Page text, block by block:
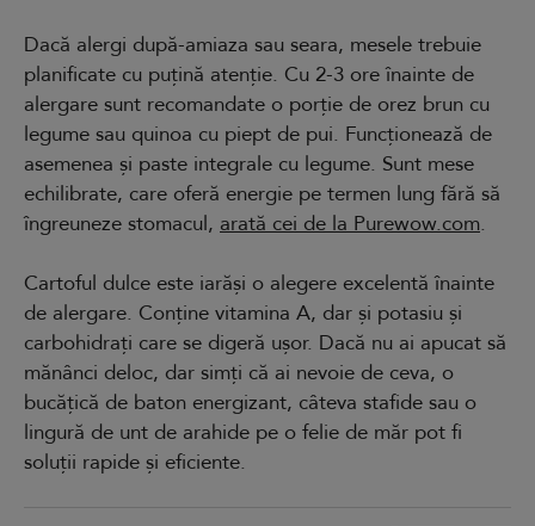
Dacă alergi după-amiaza sau seara, mesele trebuie
planificate cu puțină atenție. Cu 2-3 ore înainte de
alergare sunt recomandate o porție de orez brun cu
legume sau quinoa cu piept de pui. Funcționează de
asemenea și paste integrale cu legume. Sunt mese
echilibrate, care oferă energie pe termen lung fără să
îngreuneze stomacul, arată cei de la Purewow.com.
Cartoful dulce este iarăși o alegere excelentă înainte
de alergare. Conține vitamina A, dar și potasiu și
carbohidrați care se digeră ușor. Dacă nu ai apucat să
mănânci deloc, dar simți că ai nevoie de ceva, o
bucățică de baton energizant, câteva stafide sau o
lingură de unt de arahide pe o felie de măr pot fi
soluții rapide și eficiente.